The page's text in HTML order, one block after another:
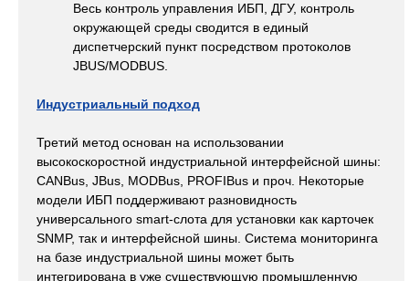
Весь контроль управления ИБП, ДГУ, контроль
окружающей среды сводится в единый
диспетчерский пункт посредством протоколов
JBUS/MODBUS.
Индустриальный подход
Третий метод основан на использовании
высокоскоростной индустриальной интерфейсной шины:
CANBus, JBus, MODBus, PROFIBus и проч. Некоторые
модели ИБП поддерживают разновидность
универсального smart-слота для установки как карточек
SNMP, так и интерфейсной шины. Система мониторинга
на базе индустриальной шины может быть
интегрирована в уже существующую промышленную